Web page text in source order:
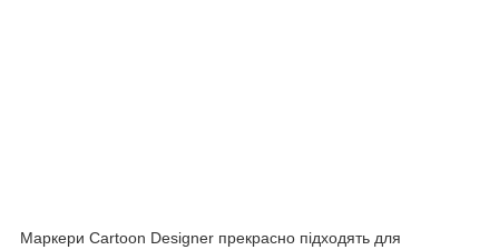
Маркери Cartoon Designer прекрасно підходять для